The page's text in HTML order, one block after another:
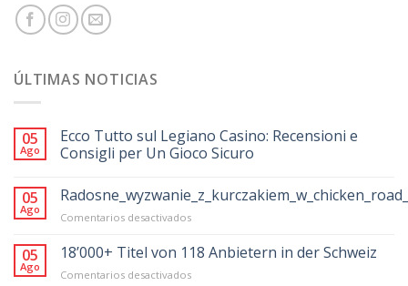
ÚLTIMAS NOTICIAS
05
Ago
Ecco Tutto sul Legiano Casino: Recensioni e
Consigli per Un Gioco Sicuro
05
Ago
Comentarios desactivadosen
05
Ago
18’000+ Titel von 118 Anbietern in der Schweiz
Comentarios desactivadosen